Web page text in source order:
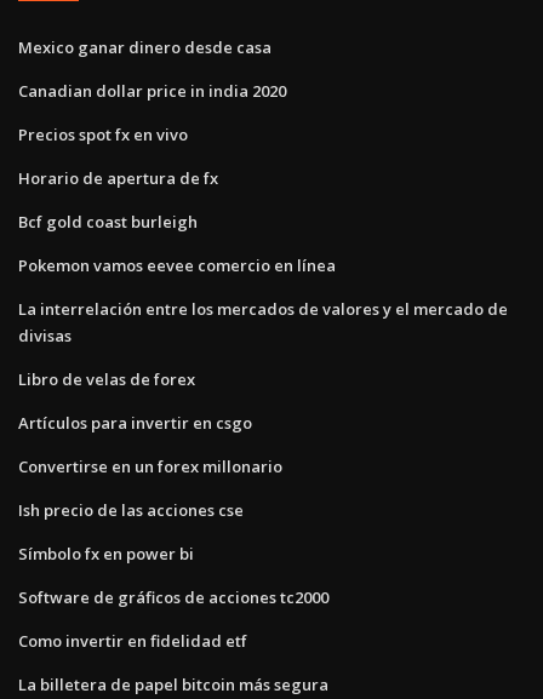
Mexico ganar dinero desde casa
Canadian dollar price in india 2020
Precios spot fx en vivo
Horario de apertura de fx
Bcf gold coast burleigh
Pokemon vamos eevee comercio en línea
La interrelación entre los mercados de valores y el mercado de
divisas
Libro de velas de forex
Artículos para invertir en csgo
Convertirse en un forex millonario
Ish precio de las acciones cse
Símbolo fx en power bi
Software de gráficos de acciones tc2000
Como invertir en fidelidad etf
La billetera de papel bitcoin más segura